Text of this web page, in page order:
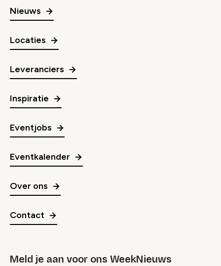
Nieuws
Locaties
Leveranciers
Inspiratie
Eventjobs
Eventkalender
Over ons
Contact
Meld je aan voor ons WeekNieuws